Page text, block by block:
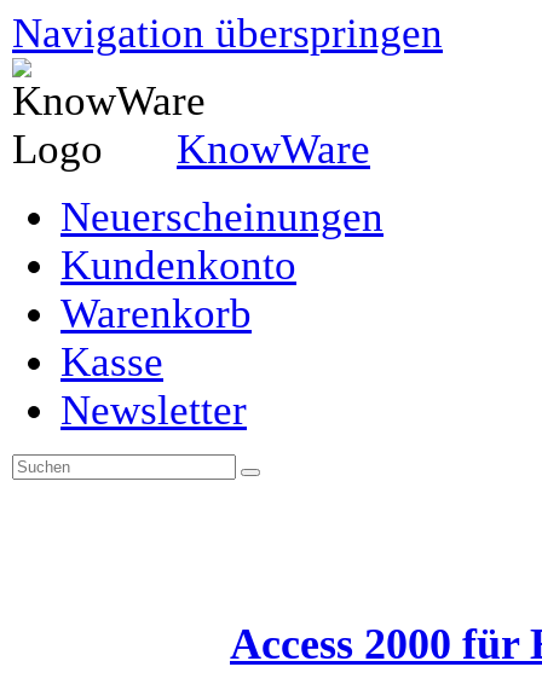
Navigation überspringen
KnowWare
Neuerscheinungen
Kundenkonto
Warenkorb
Kasse
Newsletter
Access 2000 für